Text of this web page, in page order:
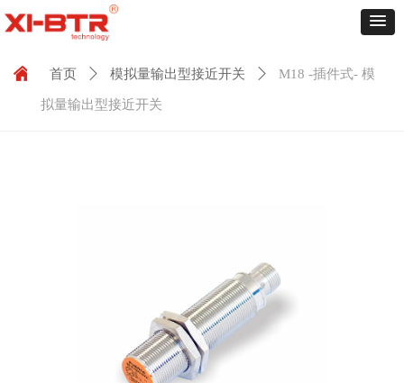
낀 首页 ꄲ 模拟量输出型接近开关 ꄲ M18 -插件式- 模
拟量输出型接近开关